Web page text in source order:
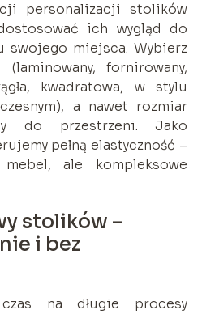
personalizacji stolików
ich wygląd do
swojego miejsca. Wybierz
fornirowany,
kwadratowa, w stylu
a nawet rozmiar
do przestrzeni. Jako
pełną elastyczność –
ale kompleksowe
stolików –
i bez
na długie procesy